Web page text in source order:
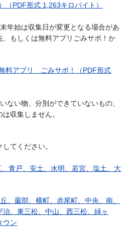
（PDF形式 1,263キロバイト）
年始は収集日が変更となる場合があ
、もしくは無料アプリごみサポ！か
料アプリ ごみサポ！（PDF形式
ない物、分別ができていないもの、
収集しません。
てください。
青戸、安土、水明、若宮、塩土、大
、薗部、横町、赤尾町、中央、南、
、東三松、中山、西三松、緑ヶ
ウン